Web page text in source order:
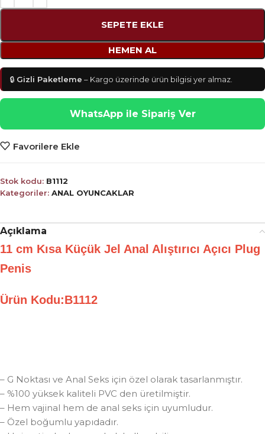
SEPETE EKLE
HEMEN AL
🔒 Gizli Paketleme – Kargo üzerinde ürün bilgisi yer almaz.
WhatsApp ile Sipariş Ver
Favorilere Ekle
Stok kodu: B1112
Kategoriler: ANAL OYUNCAKLAR
Açıklama
11 cm Kısa Küçük Jel Anal Alıştırıcı Açıcı Plug
Penis
Ürün Kodu:B1112
– G Noktası ve Anal Seks için özel olarak tasarlanmıştır.
– %100 yüksek kaliteli PVC den üretilmiştir.
– Hem vajinal hem de anal seks için uyumludur.
– Özel boğumlu yapıdadır.